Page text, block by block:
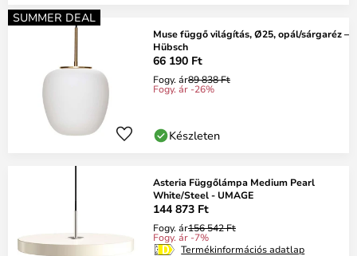
SUMMER DEAL
Muse függő világítás, Ø25, opál/sárgaréz –
Hübsch
66 190 Ft
Fogy. ár89 838 Ft
Fogy. ár -26%
Készleten
Asteria Függőlámpa Medium Pearl
White/Steel - UMAGE
144 873 Ft
Fogy. ár156 542 Ft
Fogy. ár -7%
Termékinformációs adatlap